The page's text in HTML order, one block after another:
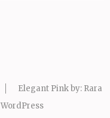
Elegant Pink by: Rara
WordPress